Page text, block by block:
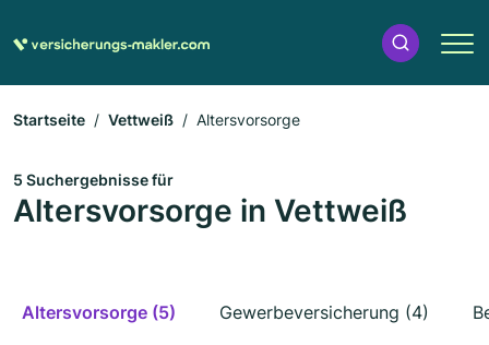
Startseite Vettweiß Altersvorsorge
5 Suchergebnisse für
Altersvorsorge in Vettweiß
Altersvorsorge (5) Gewerbeversicherung (4)